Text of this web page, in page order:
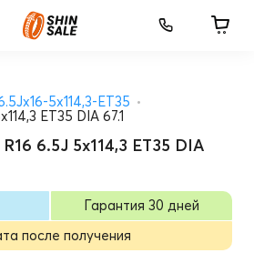
5x114,3-ET35
ET35 DIA 67.1
6.5J 5x114,3 ET35 DIA
Гарантия 30 дней
после получения